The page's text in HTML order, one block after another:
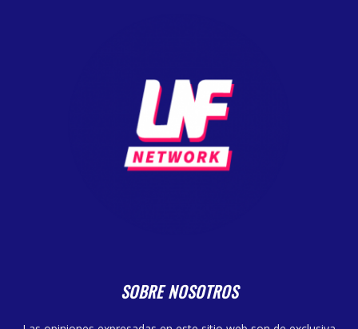
SOBRE NOSOTROS